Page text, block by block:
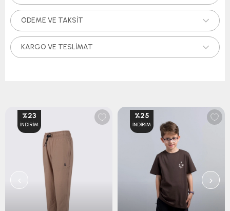
ÖDEME VE TAKSIT
KARGO VE TESLIMAT
%23
İNDIRIM
%25
İNDIRIM
‹ ›